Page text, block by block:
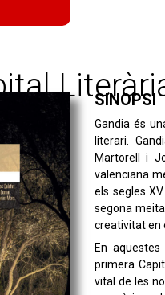
SINOPSI
Gandia és
literari.
Martorell i
valenciana
els segles
segona
creativitat en
En
primera
vital de les